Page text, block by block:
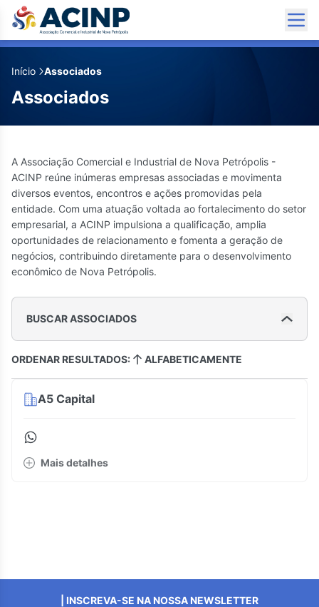
Início Associados
Associados
A Associação Comercial e Industrial de Nova Petrópolis -
ACINP reúne inúmeras empresas associadas e movimenta
diversos eventos, encontros e ações promovidas pela
entidade. Com uma atuação voltada ao fortalecimento do setor
empresarial, a ACINP impulsiona a qualificação, amplia
oportunidades de relacionamento e fomenta a geração de
negócios, contribuindo diretamente para o desenvolvimento
econômico de Nova Petrópolis.
BUSCAR ASSOCIADOS
ORDENAR RESULTADOS: ALFABETICAMENTE
A5 Capital
Mais detalhes
A5 Capital
(54) 99132-6641
financeiro@grupoa5capital.com
Exposição, Caxias do Sul - RS, 95084-390
Edifício Pharos Corp.
Redes Sociais
| INSCREVA-SE NA NOSSA NEWSLETTER